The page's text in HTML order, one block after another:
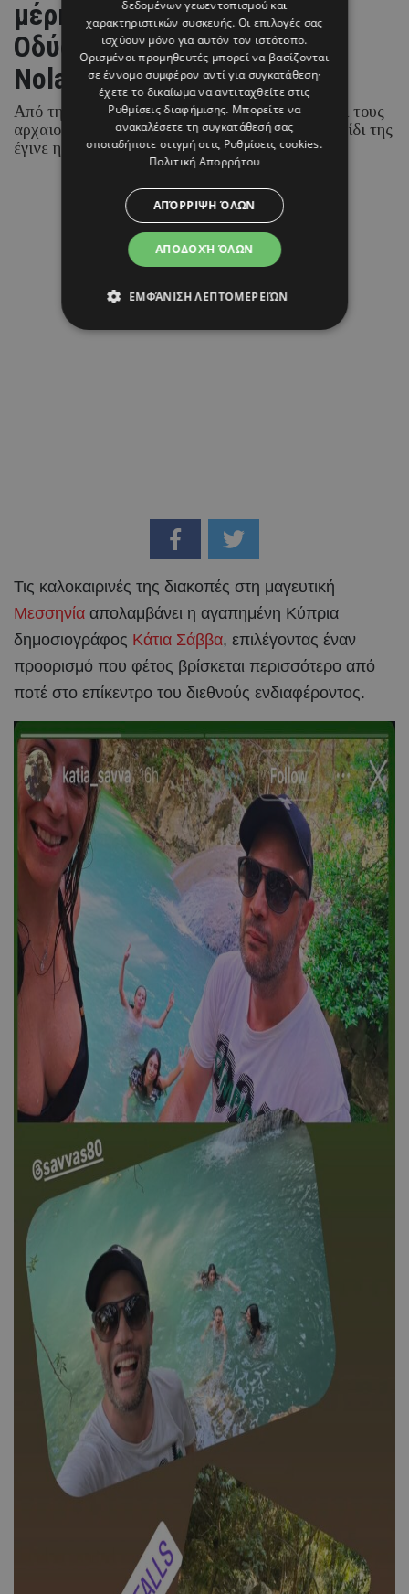
μέρη όπου «ζωντάνεψε» η
Οδύσσεια του Christopher
Nolan
Από τη Βοϊδοκοιλιά μέχρι τους καταρράκτες και τους
αρχαιολογικούς θησαυρούς της περιοχής, το ταξίδι της
έγινε η απόλυτη ταξιδιωτική έμπνευση.
05 ΑΥΓΟΥΣΤΟΥ 26 - 14:36
Μαρία Καραμάνου
Τις καλοκαιρινές της διακοπές στη μαγευτική
Μεσσηνία απολαμβάνει η αγαπημένη Κύπρια
δημοσιογράφος Κάτια Σάββα, επιλέγοντας έναν
προορισμό που φέτος βρίσκεται περισσότερο από
ποτέ στο επίκεντρο του διεθνούς ενδιαφέροντος.
δεδομένων γεωεντοπισμού και
χαρακτηριστικών συσκευής. Οι επιλογές σας
ισχύουν μόνο για αυτόν τον ιστότοπο.
Ορισμένοι προμηθευτές μπορεί να βασίζονται
σε έννομο συμφέρον αντί για συγκατάθεση·
έχετε το δικαίωμα να αντιταχθείτε στις
Ρυθμίσεις διαφήμισης. Μπορείτε να
ανακαλέσετε τη συγκατάθεσή σας
οποιαδήποτε στιγμή στις Ρυθμίσεις cookies.
Πολιτική Απορρήτου
ΑΠΟΔΟΧΉ ΌΛΩΝ
ΑΠΌΡΡΙΨΗ ΌΛΩΝ
ΕΜΦΆΝΙΣΗ ΛΕΠΤΟΜΕΡΕΙΏΝ